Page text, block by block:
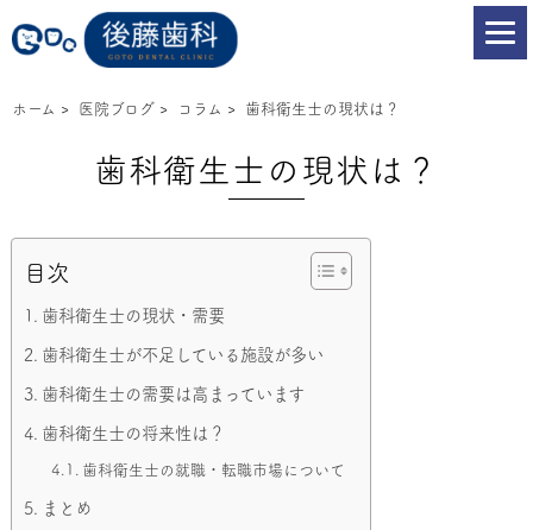
ホーム > 医院ブログ > コラム > 歯科衛生士の現状は？
歯科衛生士の現状は？
目次
歯科衛生士の現状・需要
歯科衛生士が不足している施設が多い
歯科衛生士の需要は高まっています
歯科衛生士の将来性は？
歯科衛生士の就職・転職市場について
まとめ